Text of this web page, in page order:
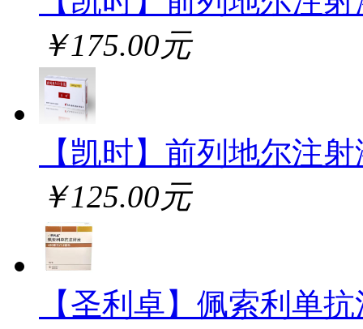
￥175.00元
【凯时】前列地尔注
￥125.00元
【圣利卓】佩索利单